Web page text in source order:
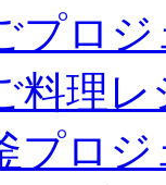
プロジ
料理レ
プロ